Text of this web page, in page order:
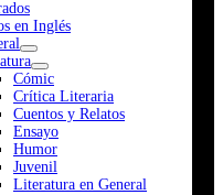
en Inglés
Cómic
Crítica Literaria
Cuentos y Relatos
Ensayo
Humor
Juvenil
Literatura en General